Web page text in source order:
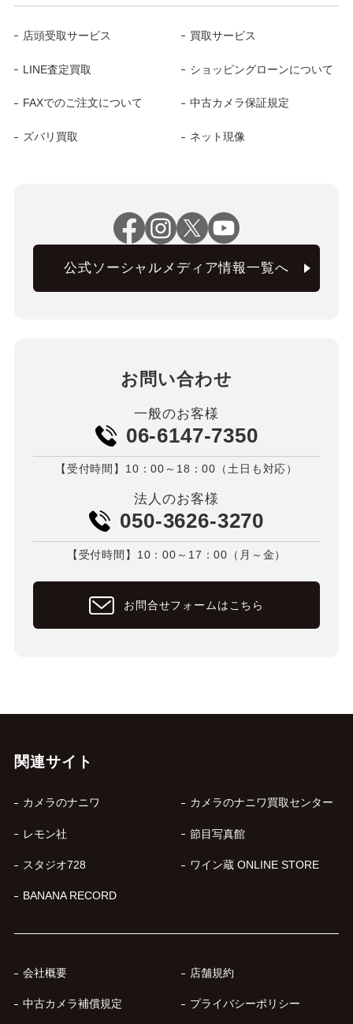
店頭受取サービス 買取サービス
LINE査定買取 ショッピングローンについて
FAXでのご注文について 中古カメラ保証規定
ズバリ買取 ネット現像
公式ソーシャルメディア情報一覧へ
お問い合わせ
一般のお客様
06-6147-7350
【受付時間】10：00～18：00（土日も対応）
法人のお客様
050-3626-3270
【受付時間】10：00～17：00（月～金）
お問合せフォームはこちら
関連サイト
カメラのナニワ カメラのナニワ買取センター
レモン社 節目写真館
スタジオ728 ワイン蔵 ONLINE STORE
BANANA RECORD
会社概要 店舗規約
中古カメラ補償規定 プライバシーポリシー